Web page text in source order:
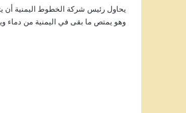
يحاول رئيس شركة الخطوط اليمنية أن
وهو يمتص ما بقى في اليمنية من دماء